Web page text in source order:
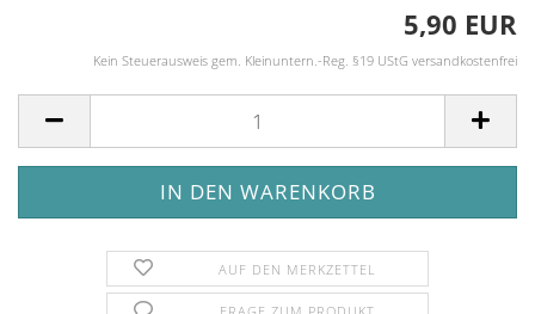
5,90 EUR
Kein Steuerausweis gem. Kleinuntern.-Reg. §19 UStG versandkostenfrei
AUF DEN MERKZETTEL